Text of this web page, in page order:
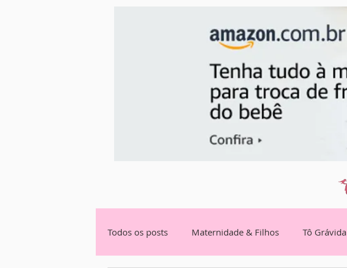
Todos os posts Maternidade & Filhos Tô Grávida